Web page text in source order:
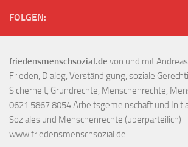
FOLGEN:
friedensmenschsozial.de von und mit
Frieden, Dialog, Verständigung, soziale
Sicherheit, Grundrechte, Menschenrechte,
0621 5867 8054 Arbeitsgemeinschaft und
Soziales und Menschenrechte (überparteilich)
www.friedensmenschsozial.de